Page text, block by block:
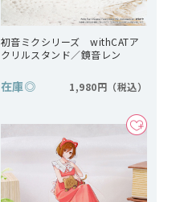
初音ミクシリーズ withCATア
クリルスタンド／鏡音レン
在庫◎ 1,980円